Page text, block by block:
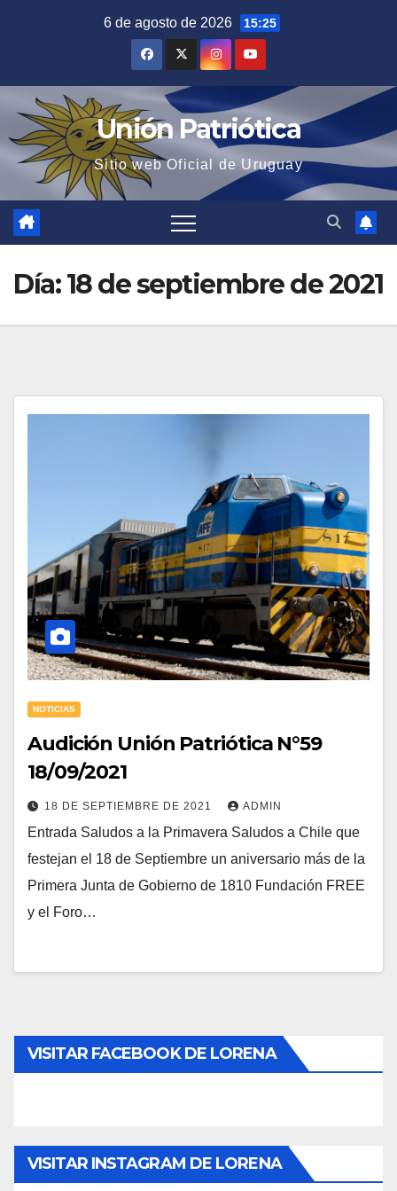
6 de agosto de 2026 15:25
Unión Patriótica
Sitio web Oficial de Uruguay
Día:18 de septiembre de 2021
NOTICIAS
Audición Unión Patriótica N°59
18/09/2021
18 DE SEPTIEMBRE DE 2021 ADMIN
Entrada Saludos a la Primavera Saludos a Chile que
festejan el 18 de Septiembre un aniversario más de la
Primera Junta de Gobierno de 1810 Fundación FREE
y el Foro…
VISITAR FACEBOOK DE LORENA
VISITAR INSTAGRAM DE LORENA